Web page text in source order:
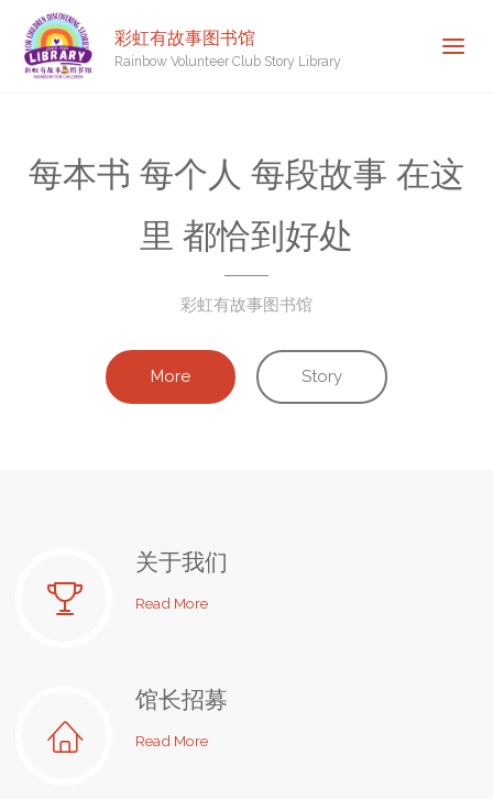
彩虹有故事图书馆
Rainbow Volunteer Club Story Library
每本书 每个人 每段故事 在这
里 都恰到好处
彩虹有故事图书馆
More Story
关于我们
Read More"关
馆长招募
Read More"馆